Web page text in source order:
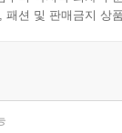
패션 및 판매금지 상